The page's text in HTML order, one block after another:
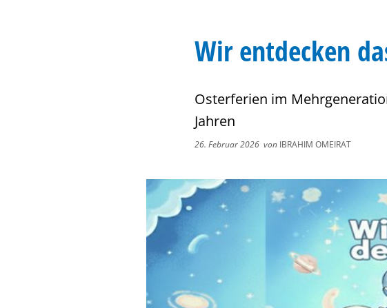
Wir entdecken
Osterferien im
Jahren
26. Februar 2026 von IBRAHIM OMEIRAT